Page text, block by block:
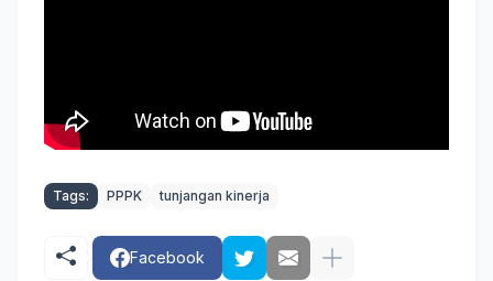
Tags: PPPK tunjangan kinerja
Facebook